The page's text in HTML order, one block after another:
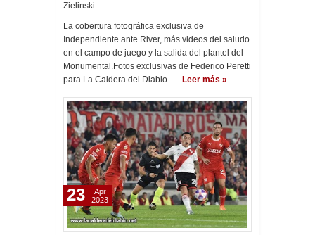
Zielinski
La cobertura fotográfica exclusiva de
Independiente ante River, más videos del saludo
en el campo de juego y la salida del plantel del
Monumental.Fotos exclusivas de Federico Peretti
para La Caldera del Diablo. … Leer más »
23
Apr
2023